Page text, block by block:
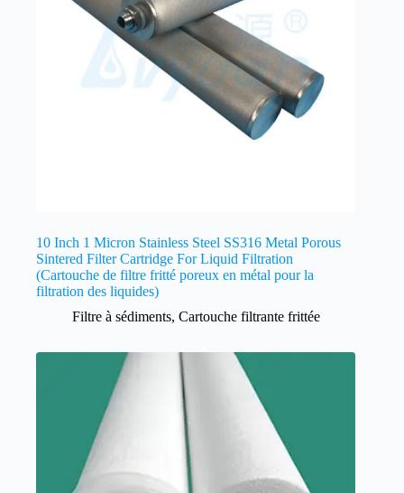
10 Inch 1 Micron Stainless Steel SS316 Metal Porous
Sintered Filter Cartridge For Liquid Filtration
(Cartouche de filtre fritté poreux en métal pour la
filtration des liquides)
Filtre à sédiments, Cartouche filtrante frittée